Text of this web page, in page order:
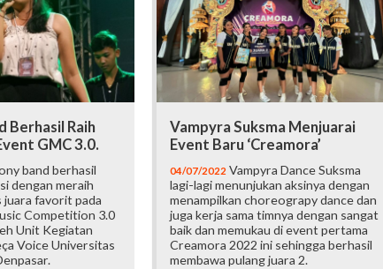
Berhasil Raih
GMC 3.0.
band berhasil
dengan meraih
juara favorit pada
Competition 3.0
Unit Kegiatan
Voice Universitas
Vampyra Suksma Menjuarai
Event Baru ‘Creamora’
04/07/2022 Vampyra Dance Suksma
lagi-lagi menunjukan aksinya dengan
menampilkan choreograpy dance dan
juga kerja sama timnya dengan sangat
baik dan memukau di event pertama
Creamora 2022 ini sehingga berhasil
membawa pulang juara 2.